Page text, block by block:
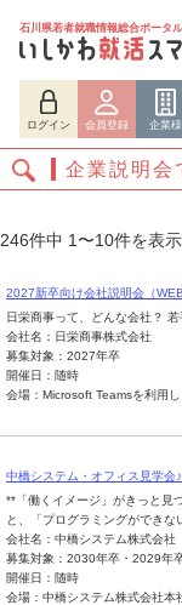
石川県若者就職情報総合ポータ
ログイン 会員登録 企業様
企業説明会
246件中 1〜10件を表示
2027新卒向け会社説明会（
日栄商事って、どんな会社？
会社名：日栄商事株式会社
募集対象：2027年卒
開催日：随時
会場：Microsoft Teamsを利用
中橋システム・オフィス見学会♪
**「働くイメージ」がきっと見
と、「プログラミングができな
会社名：中橋システム株式会社
募集対象：2030年卒・2029年
開催日：随時
会場：中橋システム株式会社本